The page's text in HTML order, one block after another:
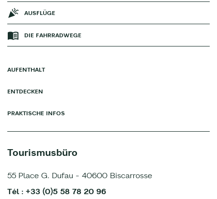
AUSFLÜGE
DIE FAHRRADWEGE
AUFENTHALT
ENTDECKEN
PRAKTISCHE INFOS
Tourismusbüro
55 Place G. Dufau - 40600 Biscarrosse
Tél : +33 (0)5 58 78 20 96